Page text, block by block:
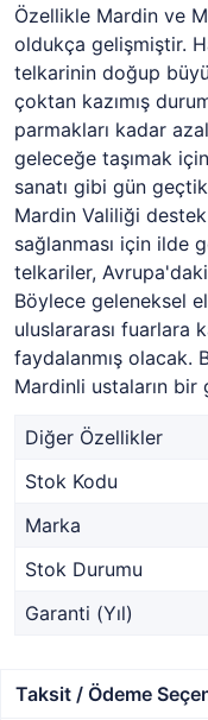
Özellikle Mardin ve
oldukça gelişmiştir.
telkarinin doğup
çoktan kazımış
parmakları kadar
geleceğe taşımak
sanatı gibi gün
Mardin Valiliği
sağlanması için ilde
telkariler,
Böylece geleneksel el
uluslararası fuarlara
faydalanmış olacak.
Mardinli ustaların
Diğer Özellikler
Stok Kodu
Marka
Stok Durumu
Garanti (Yıl)
Taksit / Ödeme